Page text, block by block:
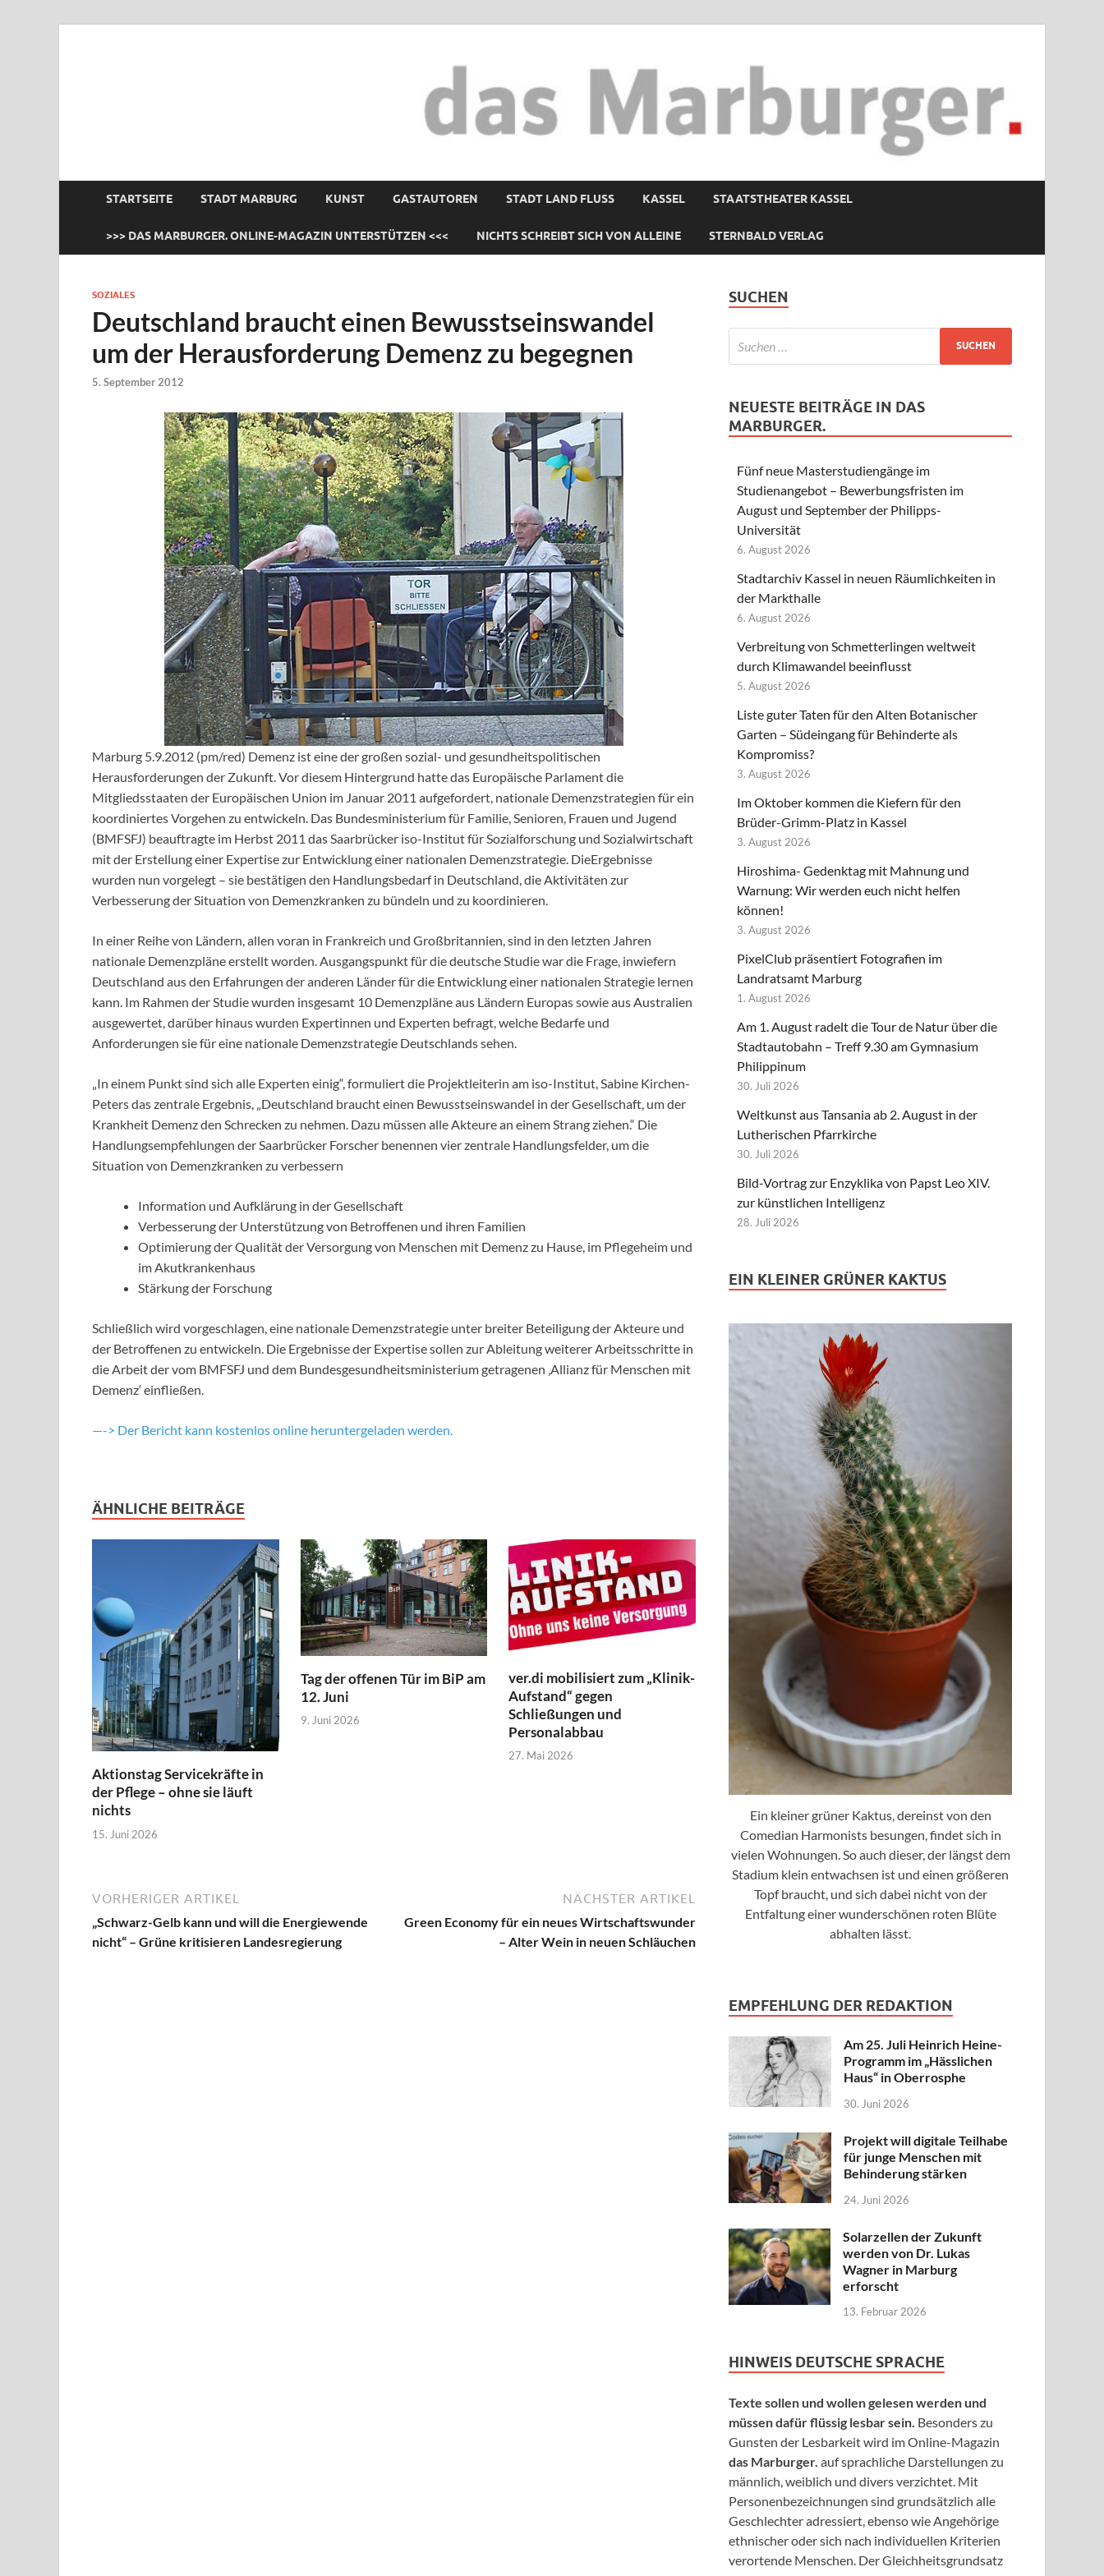
STARTSEITE STADT MARBURG KUNST GASTAUTOREN STADT LAND FLUSS KASSEL STAATSTHEATER KASSEL
>>> DAS MARBURGER. ONLINE-MAGAZIN UNTERSTÜTZEN <<< NICHTS SCHREIBT SICH VON ALLEINE STERNBALD VERLAG
SOZIALES
Deutschland braucht einen Bewusstseinswandel
um der Herausforderung Demenz zu begegnen
5. September 2012
Marburg 5.9.2012 (pm/red) Demenz ist eine der großen sozial- und gesundheitspolitischen
Herausforderungen der Zukunft. Vor diesem Hintergrund hatte das Europäische Parlament die
Mitgliedsstaaten der Europäischen Union im Januar 2011 aufgefordert, nationale Demenzstrategien für ein
koordiniertes Vorgehen zu entwickeln. Das Bundesministerium für Familie, Senioren, Frauen und Jugend
(BMFSFJ) beauftragte im Herbst 2011 das Saarbrücker iso-Institut für Sozialforschung und Sozialwirtschaft
mit der Erstellung einer Expertise zur Entwicklung einer nationalen Demenzstrategie. DieErgebnisse
wurden nun vorgelegt – sie bestätigen den Handlungsbedarf in Deutschland, die Aktivitäten zur
Verbesserung der Situation von Demenzkranken zu bündeln und zu koordinieren.
In einer Reihe von Ländern, allen voran in Frankreich und Großbritannien, sind in den letzten Jahren
nationale Demenzpläne erstellt worden. Ausgangspunkt für die deutsche Studie war die Frage, inwiefern
Deutschland aus den Erfahrungen der anderen Länder für die Entwicklung einer nationalen Strategie lernen
kann. Im Rahmen der Studie wurden insgesamt 10 Demenzpläne aus Ländern Europas sowie aus Australien
ausgewertet, darüber hinaus wurden Expertinnen und Experten befragt, welche Bedarfe und
Anforderungen sie für eine nationale Demenzstrategie Deutschlands sehen.
„In einem Punkt sind sich alle Experten einig“, formuliert die Projektleiterin am iso-Institut, Sabine Kirchen-
Peters das zentrale Ergebnis, „Deutschland braucht einen Bewusstseinswandel in der Gesellschaft, um der
Krankheit Demenz den Schrecken zu nehmen. Dazu müssen alle Akteure an einem Strang ziehen.“ Die
Handlungsempfehlungen der Saarbrücker Forscher benennen vier zentrale Handlungsfelder, um die
Situation von Demenzkranken zu verbessern
Information und Aufklärung in der Gesellschaft
Verbesserung der Unterstützung von Betroffenen und ihren Familien
Optimierung der Qualität der Versorgung von Menschen mit Demenz zu Hause, im Pflegeheim und
im Akutkrankenhaus
Stärkung der Forschung
Schließlich wird vorgeschlagen, eine nationale Demenzstrategie unter breiter Beteiligung der Akteure und
der Betroffenen zu entwickeln. Die Ergebnisse der Expertise sollen zur Ableitung weiterer Arbeitsschritte in
die Arbeit der vom BMFSFJ und dem Bundesgesundheitsministerium getragenen ‚Allianz für Menschen mit
Demenz‘ einfließen.
—-> Der Bericht kann kostenlos online heruntergeladen werden.
ÄHNLICHE BEITRÄGE
Aktionstag Servicekräfte in
der Pflege – ohne sie läuft
nichts
15. Juni 2026
Tag der offenen Tür im BiP am
12. Juni
9. Juni 2026
ver.di mobilisiert zum „Klinik-
Aufstand“ gegen
Schließungen und
Personalabbau
27. Mai 2026
VORHERIGER ARTIKEL
„Schwarz-Gelb kann und will die Energiewende
nicht“ – Grüne kritisieren Landesregierung
NÄCHSTER ARTIKEL
Green Economy für ein neues Wirtschaftswunder
– Alter Wein in neuen Schläuchen
SUCHEN
NEUESTE BEITRÄGE IN DAS
MARBURGER.
Fünf neue Masterstudiengänge im
Studienangebot – Bewerbungsfristen im
August und September der Philipps-
Universität
6. August 2026
Stadtarchiv Kassel in neuen Räumlichkeiten in
der Markthalle
6. August 2026
Verbreitung von Schmetterlingen weltweit
durch Klimawandel beeinflusst
5. August 2026
Liste guter Taten für den Alten Botanischer
Garten – Südeingang für Behinderte als
Kompromiss?
3. August 2026
Im Oktober kommen die Kiefern für den
Brüder-Grimm-Platz in Kassel
3. August 2026
Hiroshima- Gedenktag mit Mahnung und
Warnung: Wir werden euch nicht helfen
können!
3. August 2026
PixelClub präsentiert Fotografien im
Landratsamt Marburg
1. August 2026
Am 1. August radelt die Tour de Natur über die
Stadtautobahn – Treff 9.30 am Gymnasium
Philippinum
30. Juli 2026
Weltkunst aus Tansania ab 2. August in der
Lutherischen Pfarrkirche
30. Juli 2026
Bild-Vortrag zur Enzyklika von Papst Leo XIV.
zur künstlichen Intelligenz
28. Juli 2026
EIN KLEINER GRÜNER KAKTUS
Ein kleiner grüner Kaktus, dereinst von den
Comedian Harmonists besungen, findet sich in
vielen Wohnungen. So auch dieser, der längst dem
Stadium klein entwachsen ist und einen größeren
Topf braucht, und sich dabei nicht von der
Entfaltung einer wunderschönen roten Blüte
abhalten lässt.
EMPFEHLUNG DER REDAKTION
Am 25. Juli Heinrich Heine-
Programm im „Hässlichen
Haus“ in Oberrosphe
30. Juni 2026
Projekt will digitale Teilhabe
für junge Menschen mit
Behinderung stärken
24. Juni 2026
Solarzellen der Zukunft
werden von Dr. Lukas
Wagner in Marburg
erforscht
13. Februar 2026
HINWEIS DEUTSCHE SPRACHE
Texte sollen und wollen gelesen werden und
müssen dafür flüssig lesbar sein. Besonders zu
Gunsten der Lesbarkeit wird im Online-Magazin
das Marburger. auf sprachliche Darstellungen zu
männlich, weiblich und divers verzichtet. Mit
Personenbezeichnungen sind grundsätzlich alle
Geschlechter adressiert, ebenso wie Angehörige
ethnischer oder sich nach individuellen Kriterien
verortende Menschen. Der Gleichheitsgrundsatz